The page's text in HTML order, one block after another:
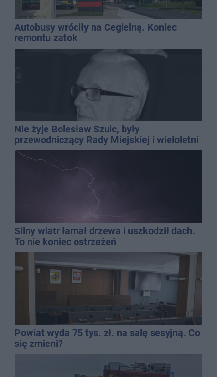
Autobusy wróciły na Cegielną. Koniec
remontu zatok
Nie żyje Bolesław Szulc, były
przewodniczący Rady Miejskiej i wieloletni
dyrektor SP 14
Silny wiatr łamał drzewa i uszkodził dach.
To nie koniec ostrzeżeń
Powiat wyda 75 tys. zł. na salę sesyjną. Co
się zmieni?